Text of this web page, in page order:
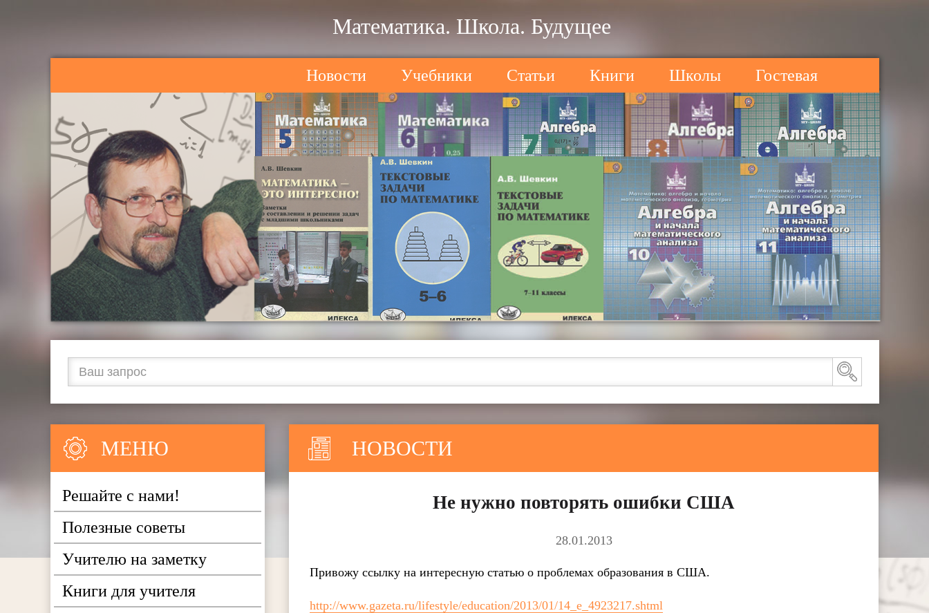
Математика. Школа. Будущее
Новости Учебники Статьи Книги Школы Гостевая
НОВОСТИ
Не нужно повторять ошибки США
28.01.2013
Привожу ссылку на интересную статью о проблемах образования в США.
http://www.gazeta.ru/lifestyle/education/2013/01/14_e_4923217.shtml
МЕНЮ
Решайте с нами!
Полезные советы
Учителю на заметку
Книги для учителя